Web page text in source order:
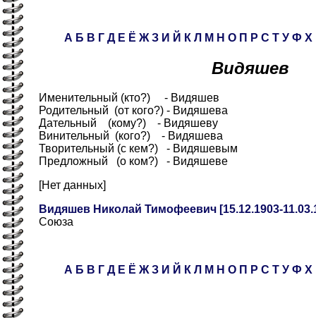
А Б В Г Д Е Ё Ж З И Й К Л М Н О П Р С Т У Ф Х
Видяшев
Именительный (кто?) - Видяшев
Родительный (от кого?) - Видяшева
Дательный (кому?) - Видяшеву
Винительный (кого?) - Видяшева
Творительный (с кем?) - Видяшевым
Предложный (о ком?) - Видяшеве
[Нет данных]
Видяшев Николай Тимофеевич [15.12.1903-
Союза
А Б В Г Д Е Ё Ж З И Й К Л М Н О П Р С Т У Ф Х